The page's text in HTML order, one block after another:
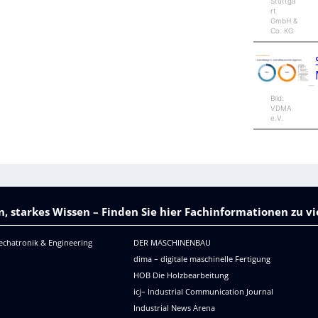
rt
GmbH &
Co. KG
Bild:
VDMA
e.V.
starkes Wissen – Finden Sie hier Fachinformationen zu
& Engineering
DER MASCHINENBAU
dima – digitale maschinelle Fertigung
HOB Die Holzbearbeitung
icj– Industrial Communication Journal
Industrial News Arena